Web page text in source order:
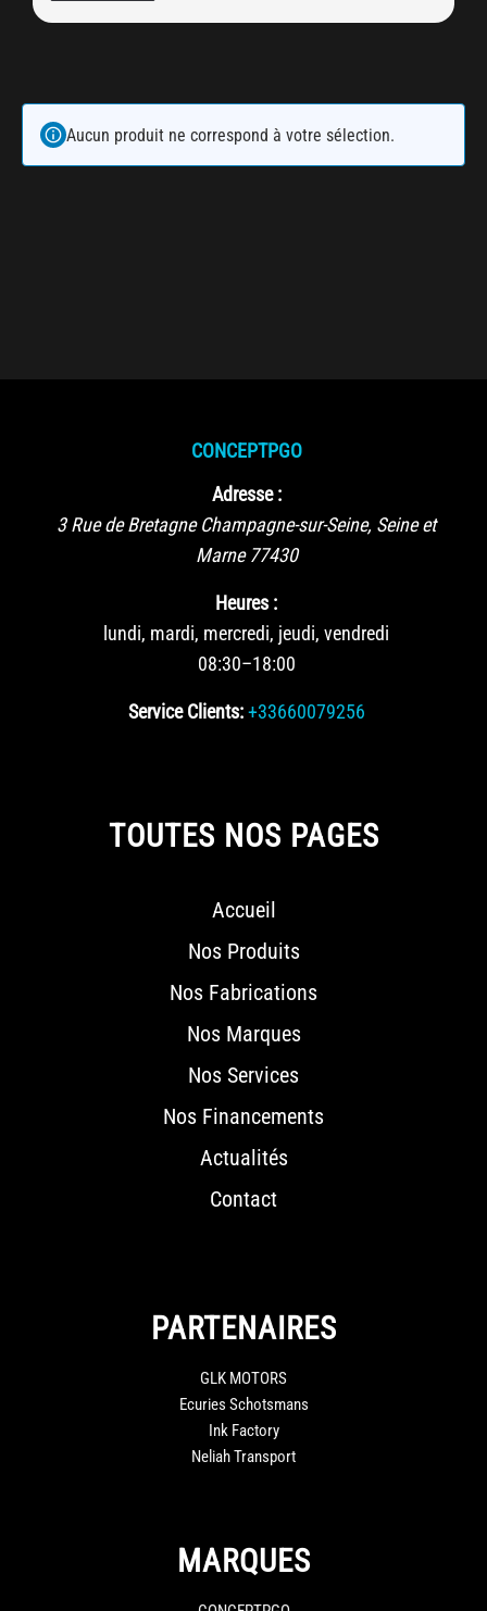
Aucun produit ne correspond à votre sélection.
CONCEPTPGO
Adresse :
3 Rue de Bretagne Champagne-sur-Seine, Seine et
Marne 77430
Heures :
lundi, mardi, mercredi, jeudi, vendredi
08:30–18:00
Service Clients: +33660079256
TOUTES NOS PAGES
Accueil
Nos Produits
Nos Fabrications
Nos Marques
Nos Services
Nos Financements
Actualités
Contact
PARTENAIRES
GLK MOTORS
Ecuries Schotsmans
Ink Factory
Neliah Transport
MARQUES